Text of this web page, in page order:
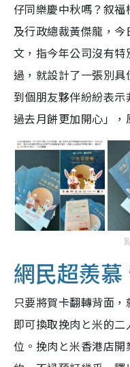
仔同樂慶中秋嗎？叙
及行政總裁黃傑龍，
文，指今年公司沒有
過，就設計了一張別
到個朋友夥伴紛紛表
過去月餅更加開心」，
網民超羨慕
只要將賀卡翻轉背面，
即可換取挽肉と米的
位。挽肉と米香港店